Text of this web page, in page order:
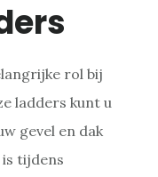
rol bij
ladders kunt u
gevel en dak
tijdens